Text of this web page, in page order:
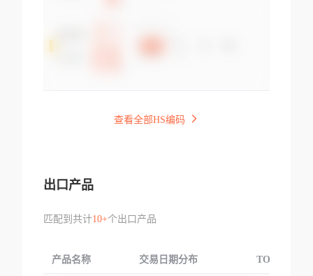
查看全部HS编码
出口产品
匹配到共计10+个出口产品
产品名称 交易日期分布 TOP3交易国